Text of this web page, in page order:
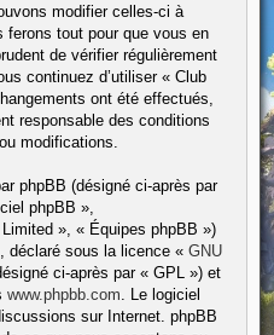
modifier celles-ci à
ferons tout pour que vous en
de vérifier régulièrement
continuez d’utiliser « Club
ont été effectués,
responsable des conditions
modifications.
phpBB (désigné ci-après par
phpBB »,
», « Équipes phpBB »)
déclaré sous la licence « GNU
ci-après par « GPL ») et
www.phpbb.com . Le logiciel
sur Internet. phpBB